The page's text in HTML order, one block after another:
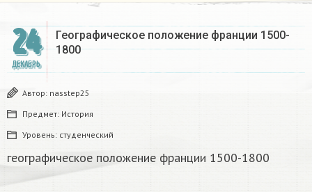
24
ДЕКАБРЬ
Географическое положение франции 1500-
1800​
Автор: nasstep25
Предмет: История
Уровень: студенческий
географическое положение франции 1500-1800​